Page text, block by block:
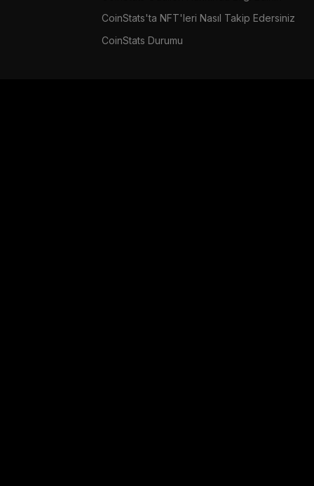
CoinStats'ta NFT'leri Nasıl Takip Edersiniz
CoinStats Durumu